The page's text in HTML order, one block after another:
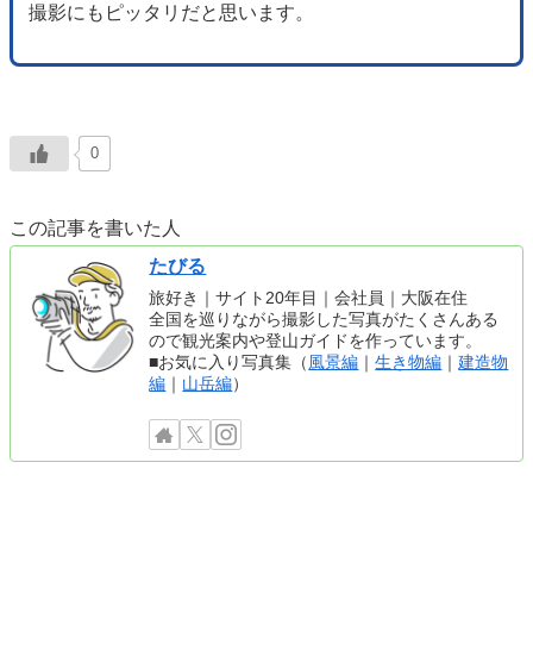
撮影にもピッタリだと思います。
0
この記事を書いた人
たびる
旅好き｜サイト20年目｜会社員｜大阪在住
全国を巡りながら撮影した写真がたくさんある
ので観光案内や登山ガイドを作っています。
■お気に入り写真集（ 風景編 ｜生き物編 ｜建造物
編 ｜ 山岳編）